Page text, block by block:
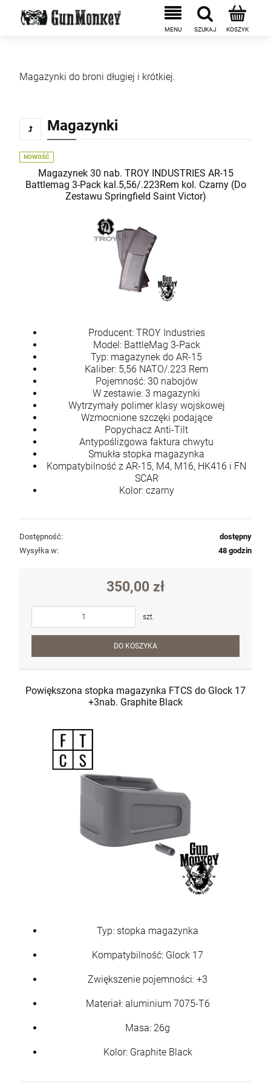
Badlands Tan roz. 32 (73351)
szt.
DO KOSZYKA
Pistolet Savage Stance MC9MS BLK kal.
Cena regularna: 3 125,00 zł
Najniższa cena: 3 125,00 zł
Z-15 lufa 12.5" kal. 5,56x45mm/.223Rem
Magazynki do broni długiej i krótkiej.
Magazynki
Magazynek 30 nab. TROY INDUSTRIES AR-15
Battlemag 3-Pack kal.5,56/.223Rem kol. Czarny (Do
Zestawu Springfield Saint Victor)
Producent: TROY Industries
Model: BattleMag 3-Pack
Typ: magazynek do AR-15
Kaliber: 5,56 NATO/.223 Rem
Pojemność: 30 nabojów
W zestawie: 3 magazynki
Wytrzymały polimer klasy wojskowej
Wzmocnione szczęki podające
Popychacz Anti-Tilt
Antypoślizgowa faktura chwytu
Smukła stopka magazynka
Kompatybilność z AR-15, M4, M16, HK416 i FN
SCAR
Kolor: czarny
Dostępność:
dostępny
Wysyłka w:
48 godzin
350,00 zł
szt.
DO KOSZYKA
NOWOŚĆ
Powiększona stopka magazynka FTCS do Glock 17
+3nab. Graphite Black
Typ: stopka magazynka
Kompatybilność: Glock 17
Zwiększenie pojemności: +3
Materiał: aluminium 7075-T6
Masa: 26g
Kolor: Graphite Black